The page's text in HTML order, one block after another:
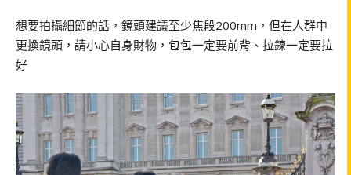
想要拍攝細節的話，鏡頭建議至少焦段200mm，但在人群中
更換鏡頭，請小心自身財物，包包一定要前背、拉鍊一定要拉
好